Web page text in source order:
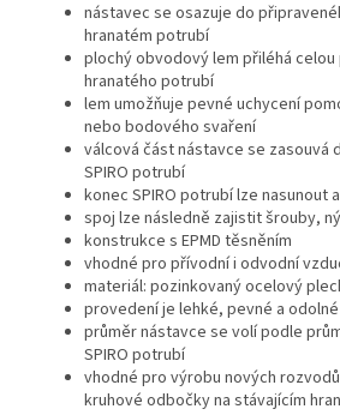
nástavec se osazuje do
hranatém potrubí
plochý obvodový lem přiléhá
hranatého potrubí
lem umožňuje pevné uchycení
nebo bodového svaření
válcová část nástavce se zasouvá
SPIRO potrubí
konec SPIRO potrubí lze nasunout
spoj lze následně zajistit šrouby,
konstrukce s EPMD těsněním
vhodné pro přívodní i odvodní
materiál: pozinkovaný ocelový
provedení je lehké, pevné a
průměr nástavce se volí podle
SPIRO potrubí
vhodné pro výrobu nových
kruhové odbočky na stávajícím